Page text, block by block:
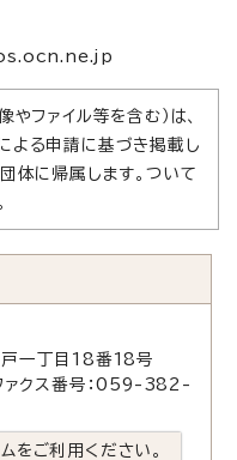
ファイル等を含む）は、
よる申請に基づき掲載し
体に帰属します。ついて
一丁目18番18号
クス番号：059-382-
をご利用ください。